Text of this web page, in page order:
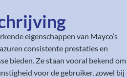
eigenschappen van Mayco’s
consistente prestaties en
bieden. Ze staan vooral bekend om
voor de gebruiker, zowel bij